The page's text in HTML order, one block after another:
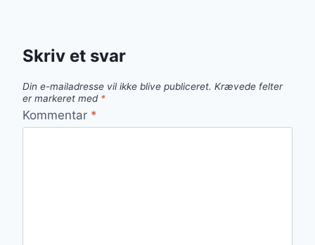
Skriv et svar
Din e-mailadresse vil ikke blive publiceret. Krævede felter
er markeret med *
Kommentar *